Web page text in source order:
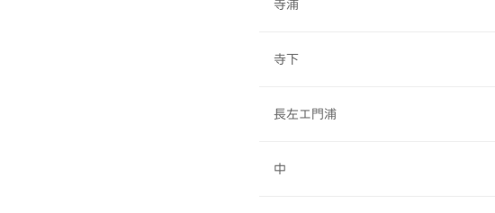
寺浦
寺下
長左エ門浦
中